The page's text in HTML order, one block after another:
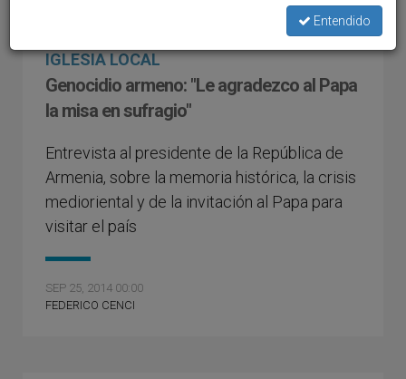
IGLESIA LOCAL
Genocidio armeno: "Le agradezco al Papa
la misa en sufragio"
Entrevista al presidente de la República de
Armenia, sobre la memoria histórica, la crisis
medioriental y de la invitación al Papa para
visitar el país
SEP 25, 2014 00:00
FEDERICO CENCI
Entendido